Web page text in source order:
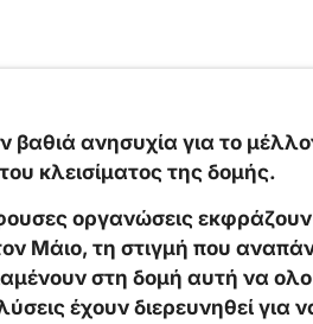
ανησυχία για το
κλεισίματος της δομής.
οργανώσεις εκφράζουν
Μάιο, τη στιγμή που
στη δομή αυτή να
έχουν διερευνηθεί για